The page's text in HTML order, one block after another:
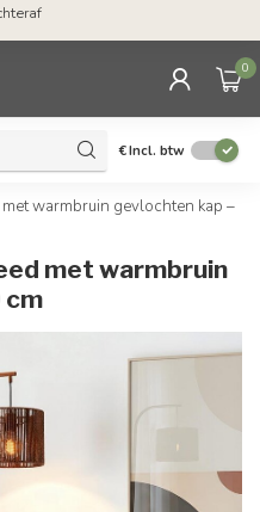
za tot
0
€Incl. btw
warmbruin gevlochten kap –
met warmbruin
cm